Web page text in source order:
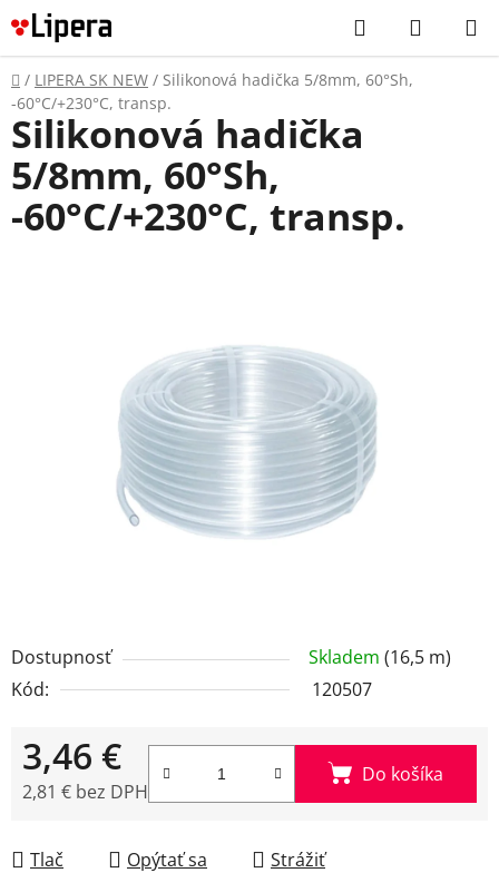
Prejsť
na
obsah
Hľadať
KOŠÍK
Domov
/ LIPERA SK NEW / Silikonová hadička 5/8mm, 60°Sh,
-60°C/+230°C, transp.
Dostupnosť Skladem (16,5 m)
Kód:
120507
3,46 €
2,81 € bez DPH
Do košíka
Tlač Opýtať sa
Strážiť
Silikonová hadička
5/8mm, 60°Sh,
-60°C/+230°C, transp.